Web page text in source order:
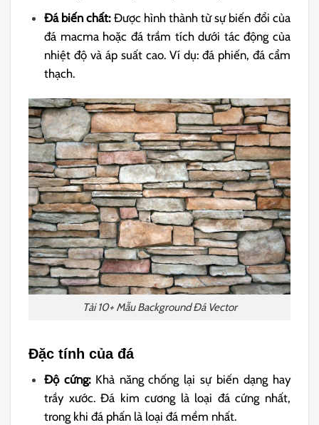
Đá biến chất:Được hình thành từ sự biến đổi của
đá macma hoặc đá trầm tích dưới tác động của
nhiệt độ và áp suất cao. Ví dụ: đá phiến, đá cẩm
thạch.
Tải 10+ Mẫu Background Đá Vector
Đặc tính của đá
Độ cứng:Khả năng chống lại sự biến dạng hay
trầy xước. Đá kim cương là loại đá cứng nhất,
trong khi đá phấn là loại đá mềm nhất.